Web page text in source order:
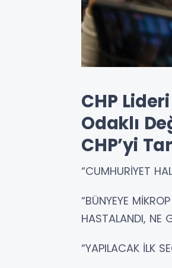
CHP
Odaklı
CHP’yi
“CUMHURİYET
“BÜNYEYE
HASTALANDI, NE
“YAPILACAK İLK